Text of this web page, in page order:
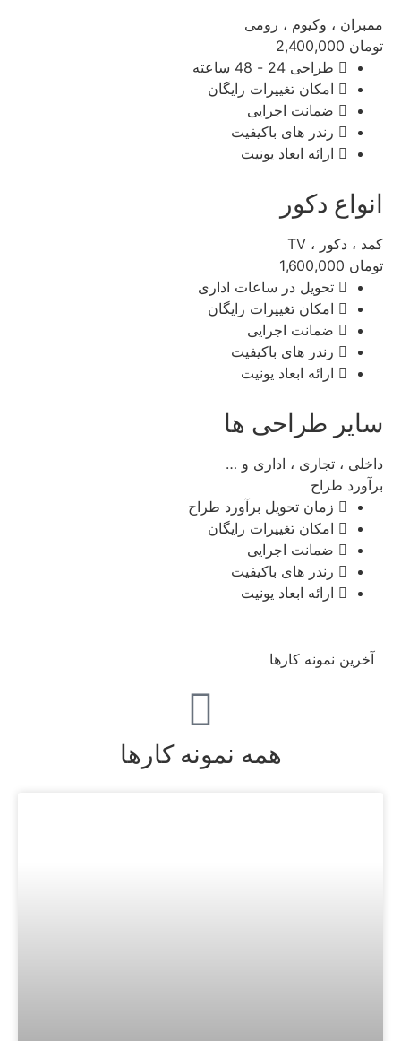
ممبران ، وکیوم ، رومی
تومان 2,400,000
طراحی 24 - 48 ساعته
امکان تغییرات رایگان
ضمانت اجرایی
رندر های باکیفیت
ارائه ابعاد یونیت
انواع دکور
کمد ، دکور ، TV
تومان 1,600,000
تحویل در ساعات اداری
امکان تغییرات رایگان
ضمانت اجرایی
رندر های باکیفیت
ارائه ابعاد یونیت
سایر طراحی ها
داخلی ، تجاری ، اداری و …
برآورد طراح
زمان تحویل برآورد طراح
امکان تغییرات رایگان
ضمانت اجرایی
رندر های باکیفیت
ارائه ابعاد یونیت
آخرین نمونه کارها
همه نمونه کارها